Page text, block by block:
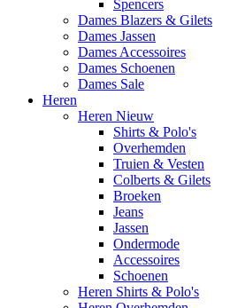
Spencers
Dames Blazers & Gilets
Dames Jassen
Dames Accessoires
Dames Schoenen
Dames Sale
Heren
Heren Nieuw
Shirts & Polo's
Overhemden
Truien & Vesten
Colberts & Gilets
Broeken
Jeans
Jassen
Ondermode
Accessoires
Schoenen
Heren Shirts & Polo's